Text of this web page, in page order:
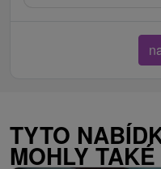
TYTO
MOHLY